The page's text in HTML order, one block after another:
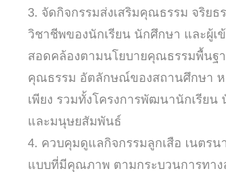
จัดกิจกรรมส่งเสริมคุณธรรม จริยธ
วิชาชีพของนักเรียน นักศึกษา และผู้เ
สอดคล้องตามนโยบายคุณธรรมพื้นฐ
คุณธรรม อัตลักษณ์ของสถานศึกษา ห
เพียง รวมทั้งโครงการพัฒนานักเรีย
และมนุษยสัมพันธ์
ควบคุมดูแลกิจกรรมลูกเสือ เนตร
แบบที่มีคุณภาพ ตามกระบวนการทาง